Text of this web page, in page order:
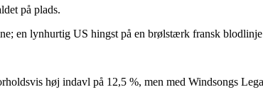
på plads.
en lynhurtig US hingst på en brølstærk fransk
høj indavl på 12,5 %, men med Windsongs